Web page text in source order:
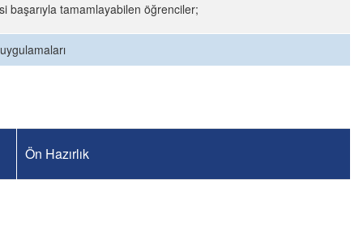
başarıyla tamamlayabilen öğrenciler;
Ön Hazırlık